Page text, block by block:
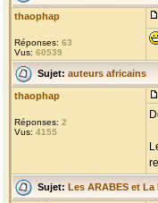
thaophap
Réponses: 63
Vus: 60539
Sujet: auteurs africains
thaophap
Réponses: 2
Vus: 4155
Sujet: Les ARABES et La